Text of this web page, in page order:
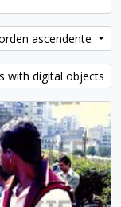
ascendente
with digital objects